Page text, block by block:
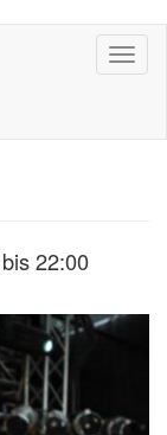
bis22:00